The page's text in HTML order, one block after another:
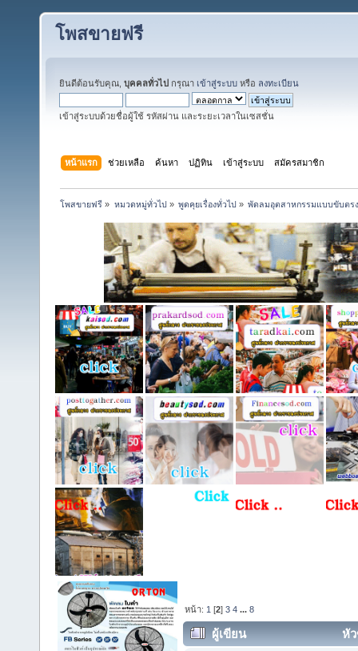
โพสขายฟรี
ยินดีต้อนรับคุณ, บุคคลทั่วไป กรุณา เข้าสู่ระบบ หรือ ลงทะเบียน
เข้าสู่ระบบด้วยชื่อผู้ใช้ รหัสผ่าน และระยะเวลาในเซสชั่น
หน้าแรก ช่วยเหลือ ค้นหา ปฏิทิน เข้าสู่ระบบ สมัครสมาชิก
โพสขายฟรี » หมวดหมู่ทั่วไป» พูดคุยเรื่องทั่วไป» พัดลมอุตสาหกรรมแบบขับตร
หน้า: 1 [2]3 4 ...8
ผู้เขียน
หั